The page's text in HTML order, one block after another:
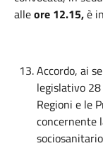
alleore 12.15,è
Accordo, ai
legislativo
Regioni e le
concernente